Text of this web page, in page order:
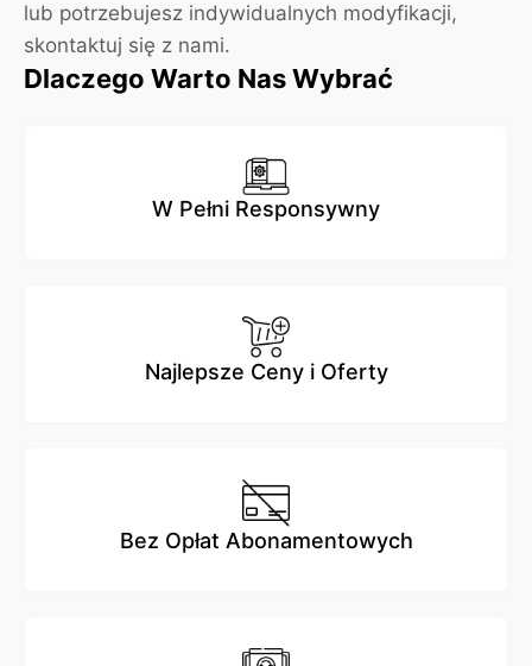
lub potrzebujesz indywidualnych modyfikacji,
skontaktuj się z nami.
Dlaczego Warto Nas Wybrać
W Pełni Responsywny
Najlepsze Ceny i Oferty
Bez Opłat Abonamentowych